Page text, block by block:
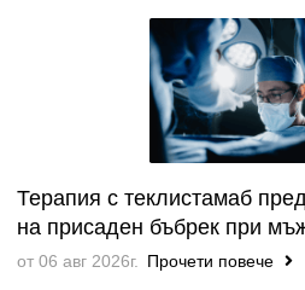
Терапия с теклистамаб
на присаден бъбрек при
от 06 авг 2026г. Прочети повече